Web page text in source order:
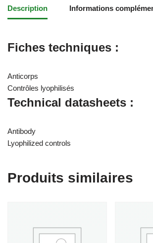
Description Informations
Fiches techniques :
Anticorps
Contrôles lyophilisés
Technical datasheets :
Antibody
Lyophilized controls
Produits similaires